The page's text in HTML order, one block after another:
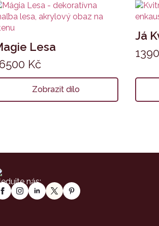
Lesa
Kč
Zobrazit dílo
Já
nás: